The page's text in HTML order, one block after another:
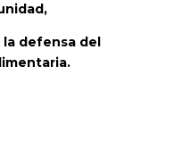
defensa del